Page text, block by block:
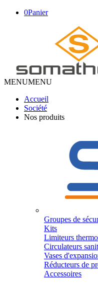
0Panier
MENUMENU
Accueil
Société
Nos produits
Groupes de
Kits
Limiteurs
Circulateurs
Vases
Réducteurs de
Accessoires